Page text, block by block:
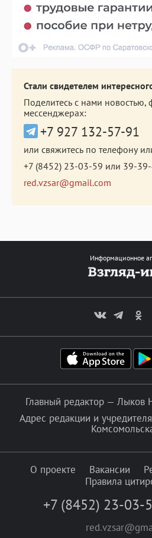
Стали свидетелем
Поделитесь с нами новостью,
мессенджерах:
+7 927 132-57-91
или свяжитесь по телефону
+7 (8452) 23-03-59 или 39-
red.vzsar@gmail.com
Информационное
Главный редактор — Лыков
Адрес редакции и
О проекте Вакансии
Правила
+7 (8452) 23-03-